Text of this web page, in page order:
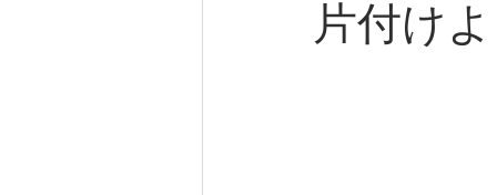
溝掃除 ネズミ
片付けよ